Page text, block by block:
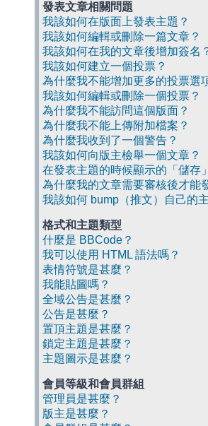
發表文章相關問題
我該如何在版面上發表主題？
我該如何編輯或刪除一篇文章？
我該如何在我的文章後增加簽名
我該如何建立一個投票？
為什麼我不能增加更多的投票選
我該如何編輯或刪除一個投票？
為什麼我不能訪問這個版面？
為什麼我不能上傳附加檔案？
為什麼我收到了一個警告？
我該如何向版主檢舉一個文章？
在發表主題的時候顯示的「儲存
為什麼我的文章需要審核後才能
我該如何 bump（推文）自己的
格式和主題類型
什麼是 BBCode？
我可以使用 HTML 語法嗎？
表情符號是甚麼？
我能貼圖嗎？
全域公告是甚麼？
公告是甚麼？
置頂主題是甚麼？
鎖定主題是甚麼？
主題圖示是甚麼？
會員等級和會員群組
管理員是甚麼？
版主是甚麼？